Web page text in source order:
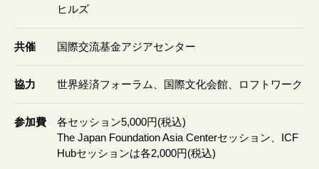
ヒルズ
共催 国際交流基金アジアセンター
協力 世界経済フォーラム、国際文化会館、ロフトワーク
参加費
各セッション5,000円(税込)
The Japan Foundation Asia Centerセッション、ICF
Hubセッションは各2,000円(税込)